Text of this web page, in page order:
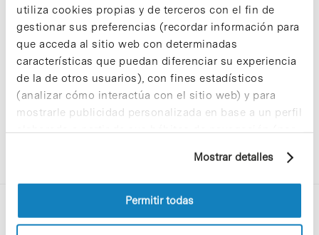
utiliza cookies propias y de terceros con el fin de
gestionar sus preferencias (recordar información para
que acceda al sitio web con determinadas
características que puedan diferenciar su experiencia
de la de otros usuarios), con fines estadísticos
(analizar cómo interactúa con el sitio web) y para
mostrarle publicidad personalizada en base a un perfil
elaborado a partir de sus hábitos de navegación (por
información sobre las cookies puede consultar
la Política de cookies del sitio web.
Mostrar detalles
Permitir todas
Sorry, no results were found.
Please try again with different keywords.